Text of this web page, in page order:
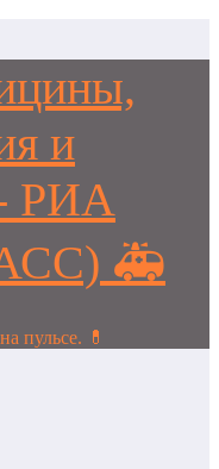
и
РИА
🚑
пульсе. 💊